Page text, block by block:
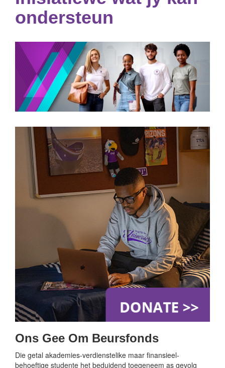
ondersteun
Ons Gee Om Beursfonds
Die getal akademies-verdienstelike maar finansieel-
behoeftige studente het beduidend toegeneem as gevolg